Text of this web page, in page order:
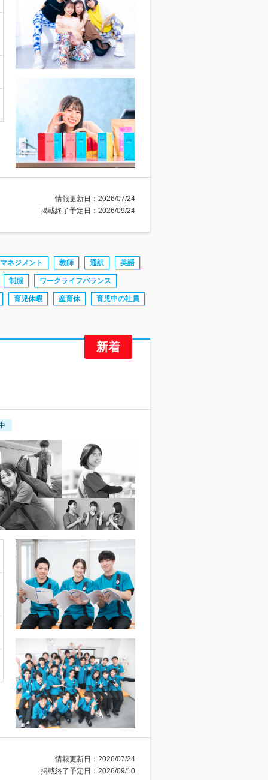
情報更新日：2026/07/24
掲載終了予定日：2026/09/24
マネジメント 教師 通訳 英語
制服 ワークライフバランス
育児休暇 産育休 育児中の社員
情報更新日：2026/07/24
掲載終了予定日：2026/09/10